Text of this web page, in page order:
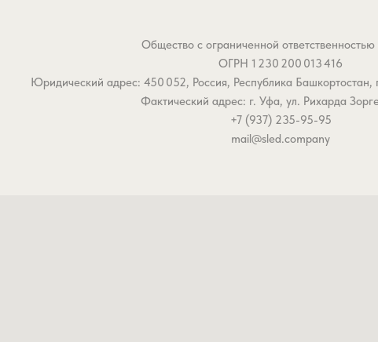
Общество с ограниченной
ОГРН 1 230 200 013 416
Юридический адрес: 450 052, Россия, Республика Башкортостан,
Фактический адрес: г. Уфа, ул. Рихарда
+7 (937) 235-95-95
mail@sled.company